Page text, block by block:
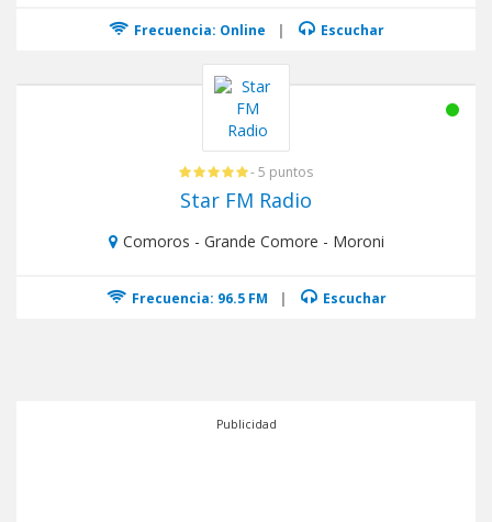
Frecuencia: Online | Escuchar
- 5 puntos
Star FM Radio
Comoros - Grande Comore - Moroni
Frecuencia: 96.5 FM | Escuchar
Publicidad